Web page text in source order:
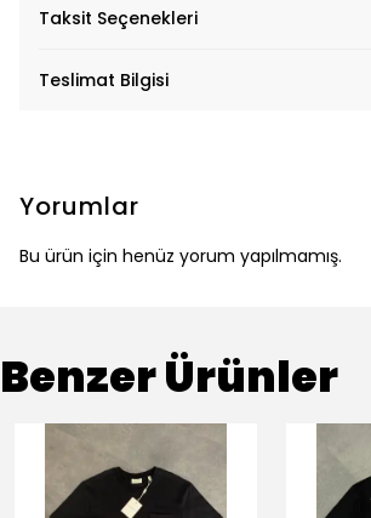
Taksit Seçenekleri
Teslimat Bilgisi
Yorumlar
Bu ürün için henüz yorum yapılmamış.
Benzer Ürünler